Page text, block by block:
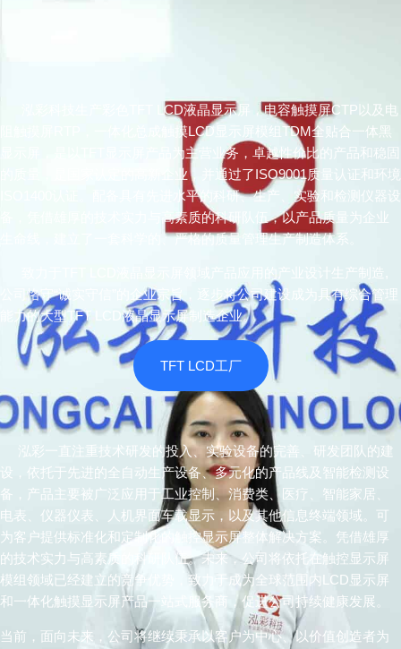
泓彩科技生产彩色TFT LCD液晶显示屏，电容触摸屏CTP以及电
阻触摸屏RTP，一体化总成触摸LCD显示屏模组TDM全贴合一体黑
显示屏，是以TFT显示屏产品为主营业务，卓越性价比的产品和稳固
的质量，是国家认定的高新企业，并通过了ISO9001质量认证和环境
ISO1400认证。配备具有先进水平的科研、生产、实验和检测仪器设
备，凭借雄厚的技术实力与高素质的科研队伍，以产品质量为企业
生命线，建立了一套科学的、严格的质量管理生产制造体系。
致力于TFT LCD液晶显示屏领域产品应用的产业设计生产制造,
公司恪守“诚实守信”的企业宗旨，逐步将公司建设成为具有综合管理
能力的大型TFT LCD液晶显示屏制造企业。
TFT LCD工厂
泓彩一直注重技术研发的投入、实验设备的完善、研发团队的建
设，依托于先进的全自动生产设备、多元化的产品线及智能检测设
备，产品主要被广泛应用于工业控制、消费类、医疗、智能家居、
电表、仪器仪表、人机界面车载显示，以及其他信息终端领域。可
为客户提供标准化和定制化的触控显示屏整体解决方案。凭借雄厚
的技术实力与高素质的科研队伍。未来，公司将依托在触控显示屏
模组领域已经建立的竞争优势，致力于成为全球范围内LCD显示屏
和一体化触摸显示屏产品一站式服务商，促进公司持续健康发展。
当前，面向未来，公司将继续秉承以客户为中心、以价值创造者为